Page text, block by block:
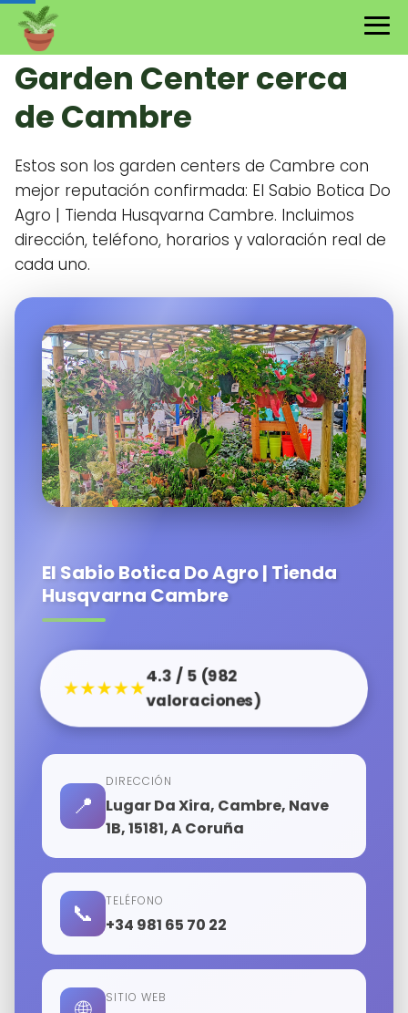
Garden Center cerca
de Cambre
Estos son los garden centers de Cambre con
mejor reputación confirmada: El Sabio Botica Do
Agro | Tienda Husqvarna Cambre. Incluimos
dirección, teléfono, horarios y valoración real de
cada uno.
El Sabio Botica Do Agro | Tienda
Husqvarna Cambre
★★★★★
4.3 / 5 (982
valoraciones)
📍
DIRECCIÓN
Lugar Da Xira, Cambre, Nave
1B, 15181, A Coruña
📞 TELÉFONO
+34 981 65 70 22
SITIO WEB